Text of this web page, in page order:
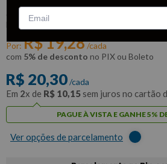
F8994
BRASFORT
Por: R$19,28/cada
com 5% de desconto no PIX ou Boleto
R$ 20,30/cada
Em 2x de R$ 10,15 sem juros no cartão
PAGUE À VISTA E GANHE 5%
Ver opções de parcelamento